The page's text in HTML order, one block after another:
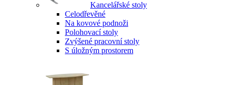
Kancelářské stoly
Celodřevěné
Na kovové podnoži
Polohovací stoly
Zvýšené pracovní stoly
S úložným prostorem